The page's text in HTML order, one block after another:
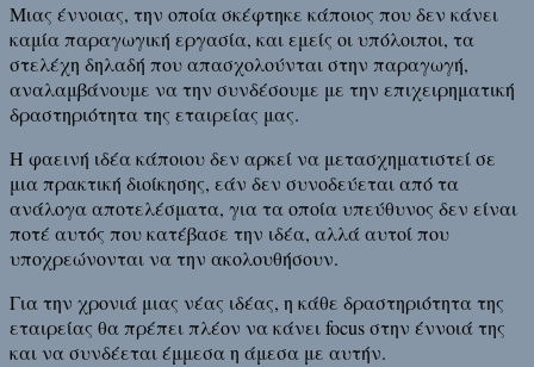
Μιας έννοιας, την οποία σκέφτηκε κάποιος που δεν κάνει
καμία παραγωγική εργασία, και εμείς οι υπόλοιποι, τα
στελέχη δηλαδή που απασχολούνται στην παραγωγή,
αναλαμβάνουμε να την συνδέσουμε με την επιχειρηματική
δραστηριότητα της εταιρείας μας.
Η φαεινή ιδέα κάποιου δεν αρκεί να μετασχηματιστεί σε
μια πρακτική διοίκησης, εάν δεν συνοδεύεται από τα
ανάλογα αποτελέσματα, για τα οποία υπεύθυνος δεν είναι
ποτέ αυτός που κατέβασε την ιδέα, αλλά αυτοί που
υποχρεώνονται να την ακολουθήσουν.
Για την χρονιά μιας νέας ιδέας, η κάθε δραστηριότητα της
εταιρείας θα πρέπει πλέον να κάνει focus στην έννοιά της
και να συνδέεται έμμεσα η άμεσα με αυτήν.